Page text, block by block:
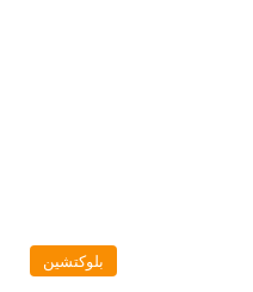
بلوكتشين